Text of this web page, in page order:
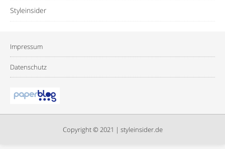
Styleinsider
Impressum
Datenschutz
Copyright © 2021 | styleinsider.de